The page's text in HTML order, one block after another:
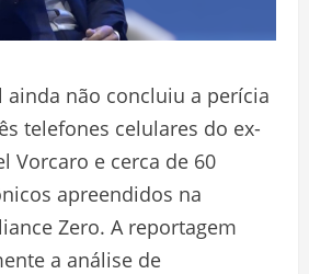
ainda não concluiu a perícia
telefones celulares do ex-
Vorcaro e cerca de 60
apreendidos na
Zero. A reportagem
a análise de